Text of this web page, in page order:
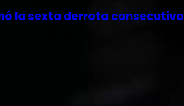
la sexta derrota consecutiva